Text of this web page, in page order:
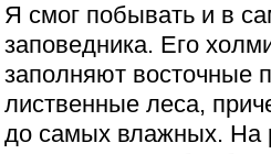
Я смог побывать и в
заповедника. Его
заполняют восточные
лиственные леса,
до самых влажных. На